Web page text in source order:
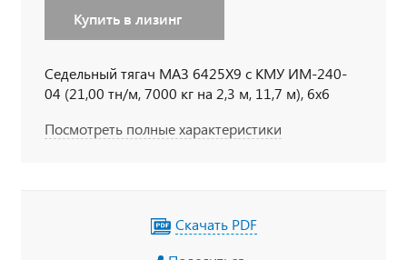
Купить в лизинг
Седельный тягач МАЗ 6425Х9 с КМУ ИМ-240-
04 (21,00 тн/м, 7000 кг на 2,3 м, 11,7 м), 6х6
Посмотреть полные характеристики
Скачать PDF